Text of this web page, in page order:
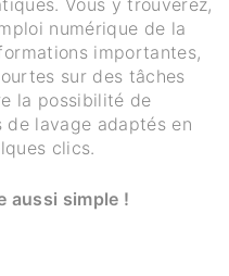
Vous y trouverez,
numérique de la
importantes,
sur des tâches
la possibilité de
lavage adaptés en
clics.
aussi simple !